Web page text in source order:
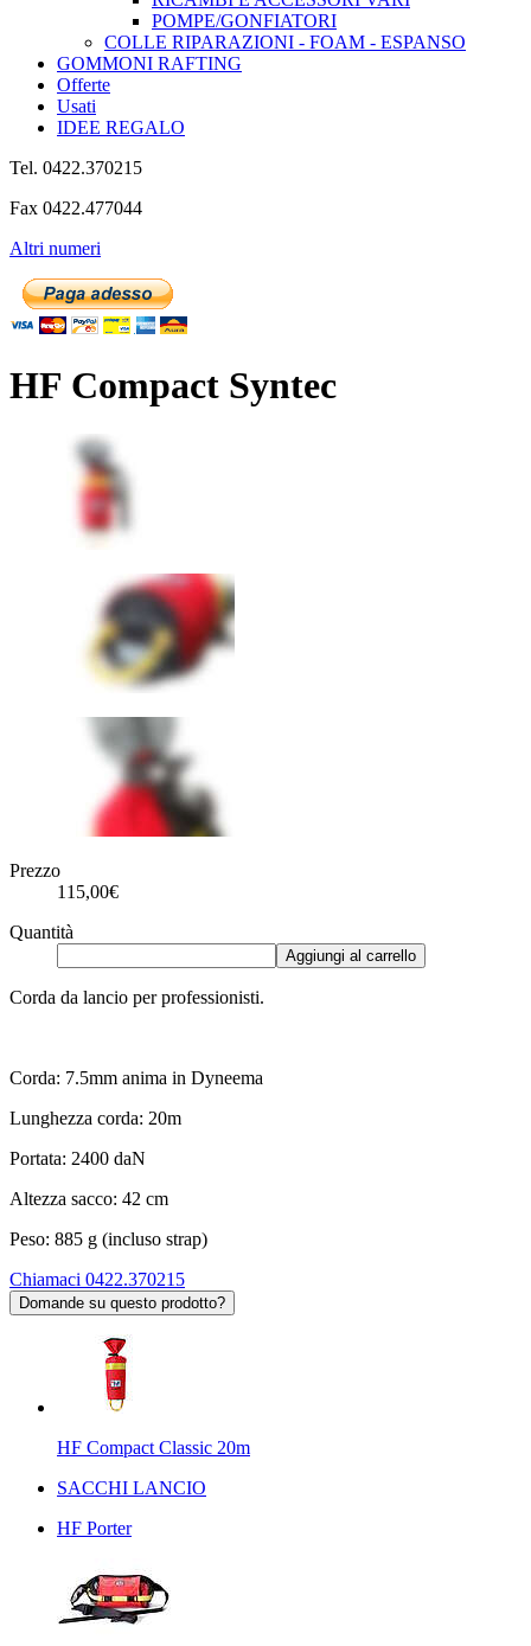
POMPE/GONFIATORI
COLLE RIPARAZIONI - FOAM - ESPANSO
GOMMONI RAFTING
Offerte
Usati
IDEE REGALO
Tel. 0422.370215
Fax 0422.477044
Altri numeri
HF Compact Syntec
Prezzo
115,00€
Quantità
Aggiungi al carrello
Corda da lancio per professionisti.
Corda: 7.5mm anima in Dyneema
Lunghezza corda: 20m
Portata: 2400 daN
Altezza sacco: 42 cm
Peso: 885 g (incluso strap)
Chiamaci 0422.370215
Domande su questo prodotto?
HF Compact Classic 20m
SACCHI LANCIO
HF Porter